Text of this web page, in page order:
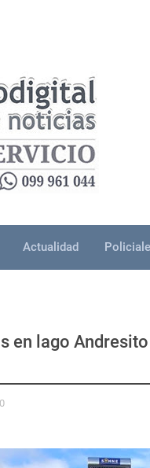
Actualidad
en lago
0